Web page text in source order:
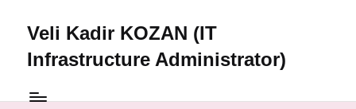
Veli Kadir KOZAN (IT
Infrastructure Administrator)